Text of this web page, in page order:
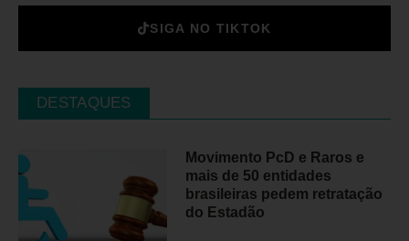
SIGA NO TIKTOK
DESTAQUES
Movimento PcD e Raros e
mais de 50 entidades
brasileiras pedem retratação
do Estadão